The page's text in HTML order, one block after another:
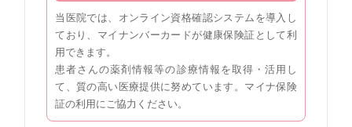
当医院では、オンライン資格確認システムを導入し
ており、マイナンバーカードが健康保険証として利
用できます。
患者さんの薬剤情報等の診療情報を取得・活用し
て、質の高い医療提供に努めています。マイナ保険
証の利用にご協力ください。